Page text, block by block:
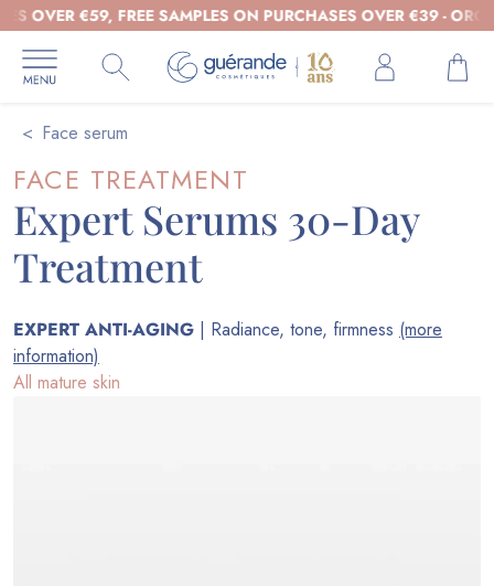
FREE SAMPLES ON PURCHASES OVER €39 - ORGANIC
Face serum
FACE TREATMENT
Expert Serums 30-Day
Treatment
EXPERT ANTI-AGING | Radiance, tone, firmness (more
information)
All mature skin